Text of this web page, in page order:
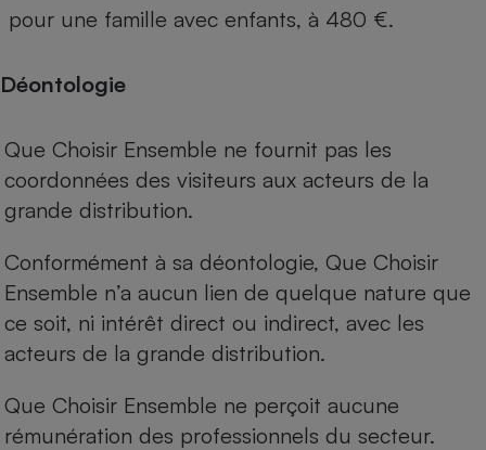
pour une famille avec enfants, à 480 €.
Déontologie
Que Choisir Ensemble ne fournit pas les
coordonnées des visiteurs aux acteurs de la
grande distribution.
Conformément à sa déontologie, Que Choisir
Ensemble n’a aucun lien de quelque nature que
ce soit, ni intérêt direct ou indirect, avec les
acteurs de la grande distribution.
Que Choisir Ensemble ne perçoit aucune
rémunération des professionnels du secteur.